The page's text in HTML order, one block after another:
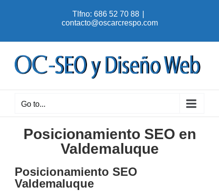
Tlfno: 686 52 70 88
contacto@oscarcrespo.com
Go to...
Posicionamiento SEO en
Valdemaluque
Posicionamiento SEO
Valdemaluque